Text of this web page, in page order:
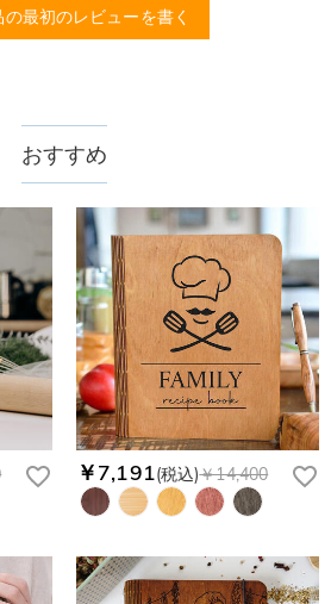
最初のレビューを書く
おすすめ
￥7,191(税込)￥14,400